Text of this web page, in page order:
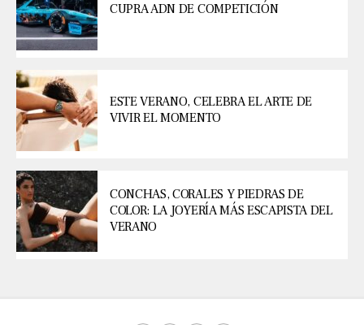
CUPRA ADN DE COMPETICIÓN
ESTE VERANO, CELEBRA EL ARTE DE
VIVIR EL MOMENTO
CONCHAS, CORALES Y PIEDRAS DE
COLOR: LA JOYERÍA MÁS ESCAPISTA DEL
VERANO